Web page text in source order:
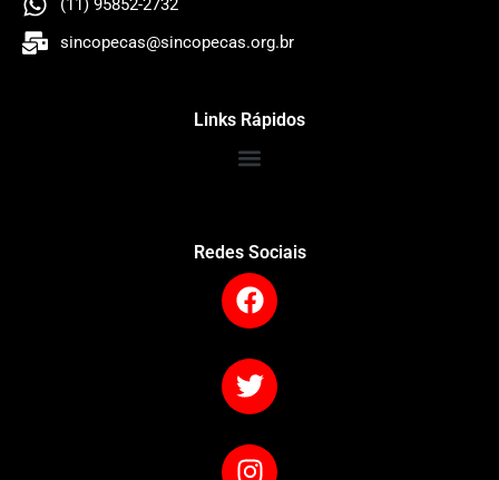
(11) 95852-2732
sincopecas@sincopecas.org.br
Links Rápidos
Redes Sociais